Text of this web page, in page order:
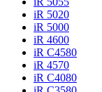
iR 5020
iR 5000
iR 4600
iR C4580
iR 4570
iR C4080